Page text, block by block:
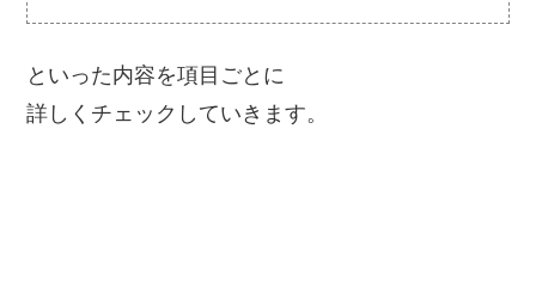
といった内容を項目ごとに
詳しくチェックしていきます。